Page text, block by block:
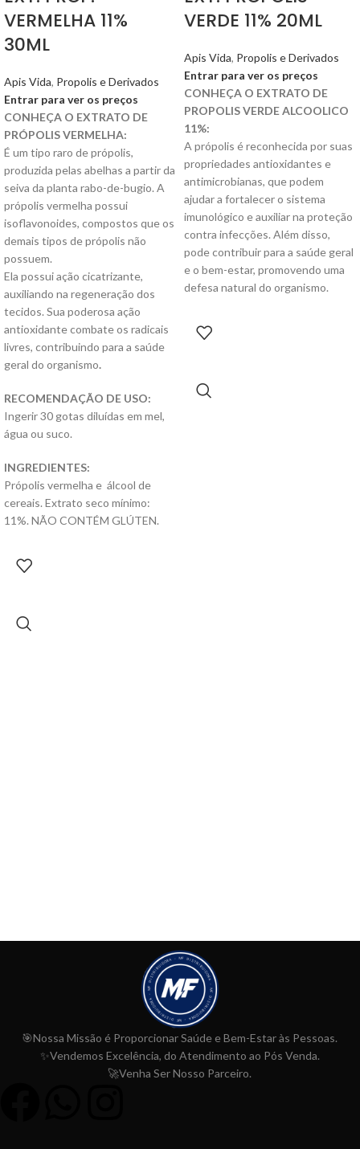
VERMELHA 11%
30ML
Apis Vida, Propolis e Derivados
Entrar para ver os preços
CONHEÇA O EXTRATO DE
PRÓPOLIS VERMELHA:
É um tipo raro de própolis,
produzida pelas abelhas a partir da
seiva da planta rabo-de-bugio. A
própolis vermelha possui
isoflavonoides, compostos que os
demais tipos de própolis não
possuem.
Ela possui ação cicatrizante,
auxiliando na regeneração dos
tecidos. Sua poderosa ação
antioxidante combate os radicais
livres, contribuindo para a saúde
geral do organismo.
RECOMENDAÇÃO DE USO:
Ingerir 30 gotas diluídas em mel,
água ou suco.
INGREDIENTES:
Própolis vermelha e álcool de
cereais. Extrato seco mínimo:
11%. NÃO CONTÉM GLÚTEN.
VERDE 11% 20ML
Apis Vida, Propolis e Derivados
Entrar para ver os preços
CONHEÇA O EXTRATO DE
PROPOLIS VERDE ALCOOLICO
11%:
A própolis é reconhecida por suas
propriedades antioxidantes e
antimicrobianas, que podem
ajudar a fortalecer o sistema
imunológico e auxiliar na proteção
contra infecções. Além disso,
pode contribuir para a saúde geral
e o bem-estar, promovendo uma
defesa natural do organismo.
🎯Nossa Missão é ProporcionarSaúde e Bem-Estar às Pessoas.
✨Vendemos Excelência, do Atendimento ao Pós Venda.
🚀Venha Ser Nosso Parceiro.